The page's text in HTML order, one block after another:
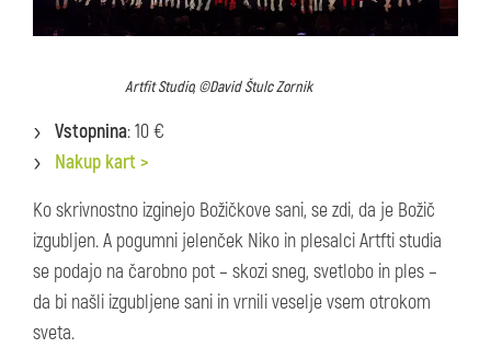
Artfit Studio, ©David Štulc Zornik
Vstopnina: 10 €
Nakup kart >
Ko skrivnostno izginejo Božičkove sani, se zdi, da je Božič
izgubljen. A pogumni jelenček Niko in plesalci Artfti studia
se podajo na čarobno pot – skozi sneg, svetlobo in ples –
da bi našli izgubljene sani in vrnili veselje vsem otrokom
sveta.